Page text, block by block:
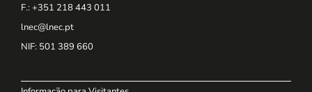
F.: +351 218 443 011
lnec@lnec.pt
NIF: 501 389 660